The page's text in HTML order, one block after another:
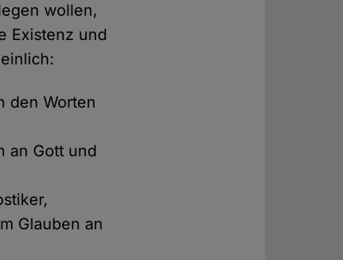
wollen,
Existenz und
den Worten
an Gott und
Glauben an